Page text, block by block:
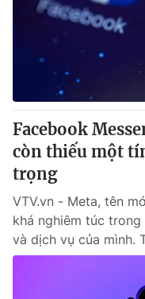
® Cấm sao chép dưới
thuận bằng văn bản. Ghi
thông tin từ website này.
Facebook
còn thiếu một
trọng
VTV.vn - Meta, tên
khá nghiêm túc
và dịch vụ của mình.